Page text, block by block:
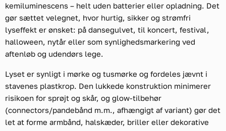
kemiluminescens – helt uden batterier eller opladning. Det
gør sættet velegnet, hvor hurtig, sikker og strømfri
lyseffekt er ønsket: på dansegulvet, til koncert, festival,
halloween, nytår eller som synlighedsmarkering ved
aftenløb og udendørs lege.
Lyset er synligt i mørke og tusmørke og fordeles jævnt i
stavenes plastkrop. Den lukkede konstruktion minimerer
risikoen for sprøjt og skår, og glow-tilbehør
(connectors/pandebånd m.m., afhængigt af variant) gør det
let at forme armbånd, halskæder, briller eller dekorative